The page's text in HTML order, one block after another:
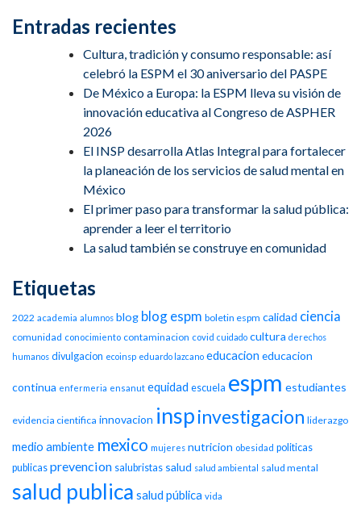
Entradas recientes
Cultura, tradición y consumo responsable: así
celebró la ESPM el 30 aniversario del PASPE
De México a Europa: la ESPM lleva su visión de
innovación educativa al Congreso de ASPHER
2026
El INSP desarrolla Atlas Integral para fortalecer
la planeación de los servicios de salud mental en
México
El primer paso para transformar la salud pública:
aprender a leer el territorio
La salud también se construye en comunidad
Etiquetas
2022 academia alumnos blog blog espm boletin espm calidad ciencia
comunidad conocimiento contaminacion covid cuidado cultura derechos
humanos divulgacion ecoinsp eduardo lazcano educacion educacion
continua enfermeria ensanut equidad escuela espm estudiantes
evidencia cientifica innovacion inspinvestigacion liderazgo
medio ambiente mexico mujeres nutricion obesidad politicas
publicas prevencion salubristas salud salud ambiental salud mental
salud publica salud pública vida